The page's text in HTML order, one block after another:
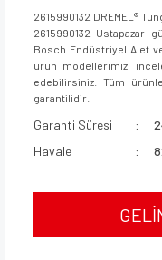
2615990132 DREMEL®
2615990132 Ustapazar
Bosch Endüstriyel Alet
ürün modellerimizi
edebilirsiniz. Tüm
garantilidir.
Garanti Süresi
Havale